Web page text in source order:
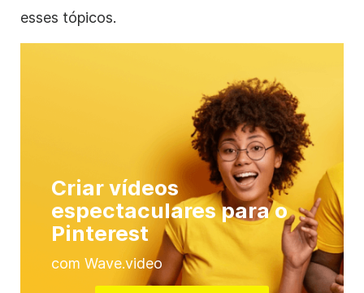
esses tópicos.
Criar vídeos
espectaculares para o
Pinterest
com Wave.video